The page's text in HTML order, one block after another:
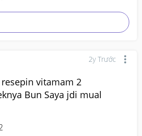
2y Trước
vitamam 2
Bun Saya jdi mual